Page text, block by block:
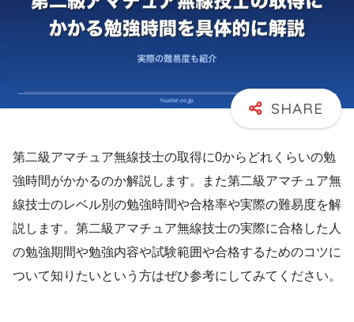
第二級アマチュア無線技士の取得に0からどれくらいの勉
強時間がかかるのか解説します。また第二級アマチュア無
線技士のレベル別の勉強時間や合格率や実際の難易度を解
説します。第二級アマチュア無線技士の実際に合格した人
の勉強期間や勉強内容や試験範囲や合格するためのコツに
ついて知りたいという方はぜひ参考にしてみてください。